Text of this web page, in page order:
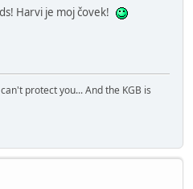
Harvi je moj čovek!
protect you... And the KGB is